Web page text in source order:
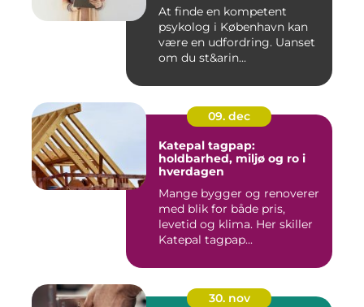
At finde en kompetent
psykolog i København kan
være en udfordring. Uanset
om du st&arin...
09. dec
Katepal tagpap:
holdbarhed, miljø og ro i
hverdagen
Mange bygger og renoverer
med blik for både pris,
levetid og klima. Her skiller
Katepal tagpap...
30. nov